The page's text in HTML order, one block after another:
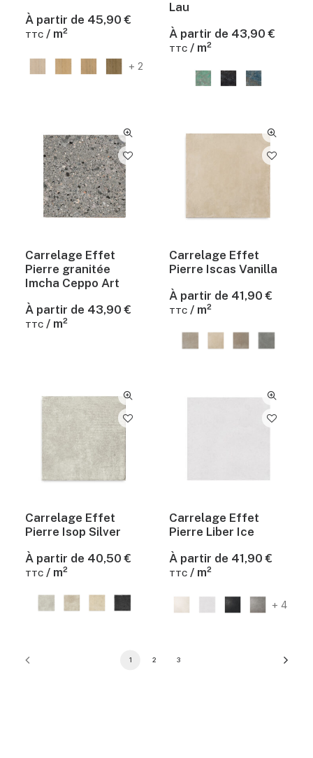
À partir de 45,90€
TTC / m²
+ 2
Lau
À partir de 43,90€
TTC / m²
Carrelage Effet
Pierre granitée
Imcha Ceppo Art
À partir de 43,90€
TTC / m²
Carrelage Effet
Pierre Iscas Vanilla
À partir de 41,90€
TTC / m²
Carrelage Effet
Pierre Isop Silver
À partir de 40,50€
TTC / m²
Carrelage Effet
Pierre Liber Ice
À partir de 41,90€
TTC / m²
+ 4
1 2 3